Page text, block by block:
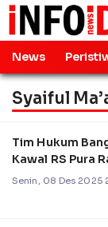
News
Syaiful
Tim Hukum
Kawal RS Pura
Senin, 08 Des 2025